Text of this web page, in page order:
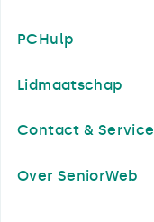
PCHulp
Lidmaatschap
Contact & Service
Over SeniorWeb